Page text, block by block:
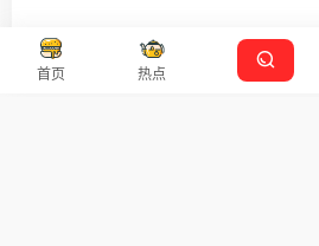
首页 热点
Copyright © 2026沪ICP备2021007899号-5